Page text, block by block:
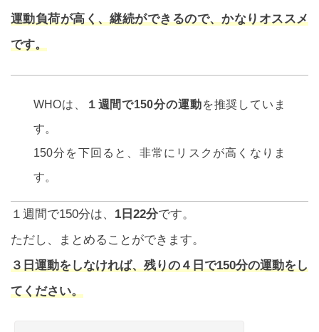
運動負荷が高く、継続ができるので、かなりオススメ
です。
WHOは、 １週間で150分の運動を推奨していま
す。
150分を下回ると、非常にリスクが高くなりま
す。
１週間で150分は、 1日22分です。
ただし、まとめることができます。
３日運動をしなければ、残りの４日で150分の運動をし
てください。